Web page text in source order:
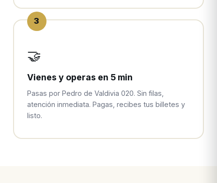
3
🤝
Vienes y operas en 5 min
Pasas por Pedro de Valdivia 020. Sin filas,
atención inmediata. Pagas, recibes tus billetes y
listo.